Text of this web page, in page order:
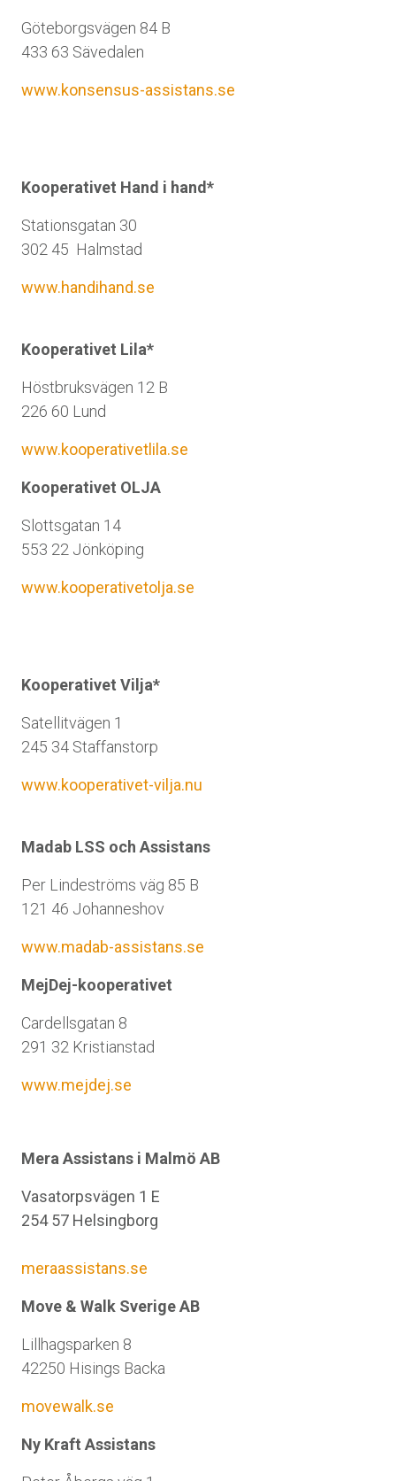
Göteborgsvägen 84 B
433 63 Sävedalen
www.konsensus-assistans.se
Kooperativet Hand i hand*
Stationsgatan 30
302 45 Halmstad
www.handihand.se
Kooperativet Lila*
Höstbruksvägen 12 B
226 60 Lund
www.kooperativetlila.se
Kooperativet OLJA
Slottsgatan 14
553 22 Jönköping
www.kooperativetolja.se
Kooperativet Vilja*
Satellitvägen 1
245 34 Staffanstorp
www.kooperativet-vilja.nu
Madab LSS och Assistans
Per Lindeströms väg 85 B
121 46 Johanneshov
www.madab-assistans.se
MejDej-kooperativet
Cardellsgatan 8
291 32 Kristianstad
www.mejdej.se
Mera Assistans i Malmö AB
Vasatorpsvägen 1 E
254 57 Helsingborg
meraassistans.se
Move & Walk Sverige AB
Lillhagsparken 8
42250 Hisings Backa
movewalk.se
Ny Kraft Assistans